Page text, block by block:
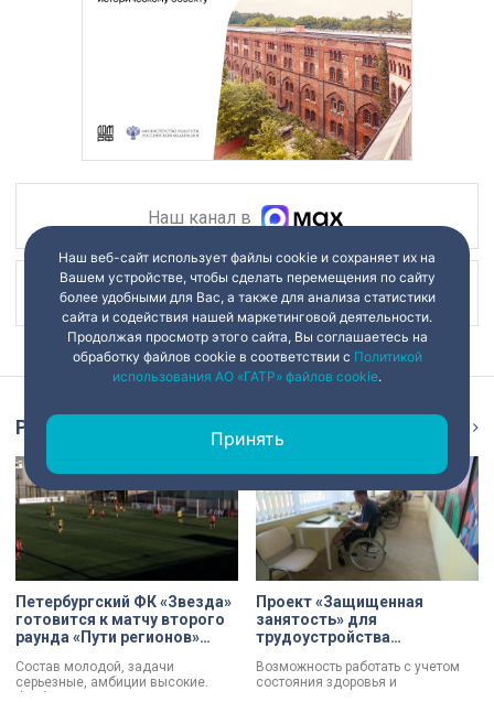
Наш канал в
Наш канал в
Репортаж Ещё
Петербургский ФК «Звезда»
готовится к матчу второго
раунда «Пути регионов»
Состав молодой, задачи
серьезные, амбиции высокие.
Проект «Защищенная
занятость» для
трудоустройства
инвалидностью стартовал в
Петербурге
Возможность работать с учетом
состояния здоровья и
Наш веб-сайт использует файлы cookie и сохраняет их на
Вашем устройстве, чтобы сделать перемещения по сайту
более удобными для Вас, а также для анализа статистики
сайта и содействия нашей маркетинговой деятельности.
Продолжая просмотр этого сайта, Вы соглашаетесь на
обработку файлов cookie в соответствии с Политикой
использования АО «ГАТР» файлов cookie.
Принять